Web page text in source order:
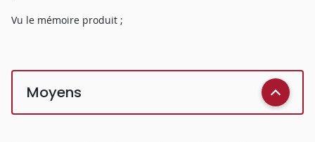
Vu le mémoire produit ;
Moyens